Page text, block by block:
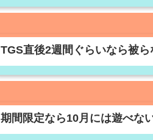
TGS直後2週間ぐらいなら被ら
期間限定なら10月には遊べな